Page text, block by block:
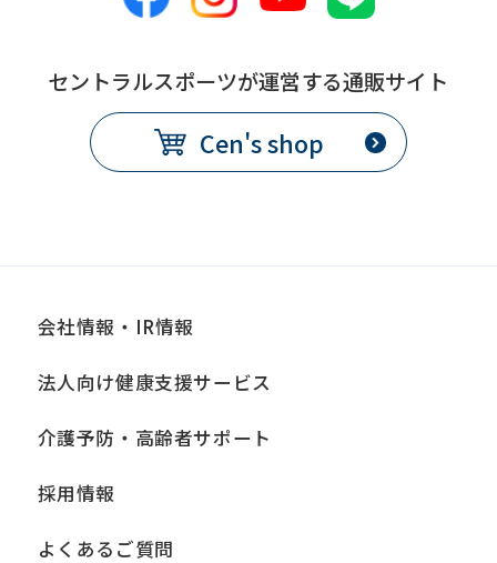
セントラルスポーツが運営する通販サイト
Cen's shop
会社情報・IR情報
法人向け健康支援サービス
介護予防・高齢者サポート
採用情報
よくあるご質問